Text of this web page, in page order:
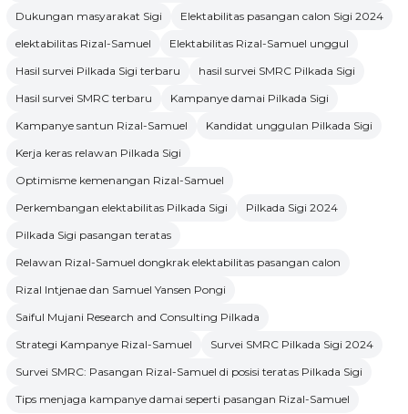
Dukungan masyarakat Sigi
Elektabilitas pasangan calon Sigi 2024
elektabilitas Rizal-Samuel
Elektabilitas Rizal-Samuel unggul
Hasil survei Pilkada Sigi terbaru
hasil survei SMRC Pilkada Sigi
Hasil survei SMRC terbaru
Kampanye damai Pilkada Sigi
Kampanye santun Rizal-Samuel
Kandidat unggulan Pilkada Sigi
Kerja keras relawan Pilkada Sigi
Optimisme kemenangan Rizal-Samuel
Perkembangan elektabilitas Pilkada Sigi
Pilkada Sigi 2024
Pilkada Sigi pasangan teratas
Relawan Rizal-Samuel dongkrak elektabilitas pasangan calon
Rizal Intjenae dan Samuel Yansen Pongi
Saiful Mujani Research and Consulting Pilkada
Strategi Kampanye Rizal-Samuel
Survei SMRC Pilkada Sigi 2024
Survei SMRC: Pasangan Rizal-Samuel di posisi teratas Pilkada Sigi
Tips menjaga kampanye damai seperti pasangan Rizal-Samuel